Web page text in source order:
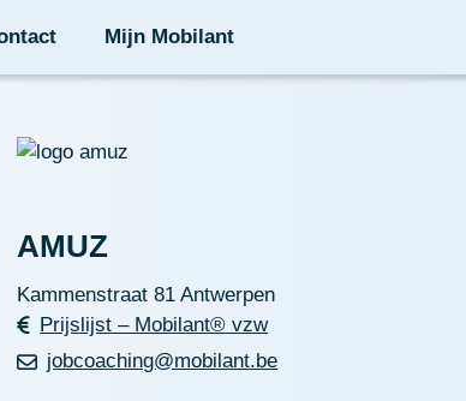
Mijn Mobilant
AMUZ
Kammenstraat 81 Antwerpen
Prijslijst – Mobilant® vzw
jobcoaching@mobilant.be